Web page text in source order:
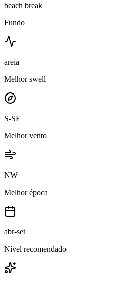
beach break
Fundo
areia
Melhor swell
S-SE
Melhor vento
NW
Melhor época
abr-set
Nível recomendado